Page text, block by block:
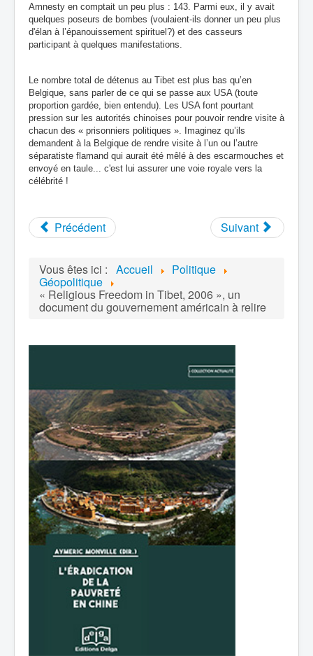
Amnesty en comptait un peu plus : 143. Parmi eux, il y avait
quelques poseurs de bombes (voulaient-ils donner un peu plus
d'élan à l’épanouissement spirituel?) et des casseurs
participant à quelques manifestations.
Le nombre total de détenus au Tibet est plus bas qu’en
Belgique, sans parler de ce qui se passe aux USA (toute
proportion gardée, bien entendu). Les USA font pourtant
pression sur les autorités chinoises pour pouvoir rendre visite à
chacun des « prisonniers politiques ». Imaginez qu’ils
demandent à la Belgique de rendre visite à l’un ou l’autre
séparatiste flamand qui aurait été mêlé à des escarmouches et
envoyé en taule... c'est lui assurer une voie royale vers la
célébrité !
Précédent Suivant
Vous êtes ici : Accueil Politique
Géopolitique
« Religious Freedom in Tibet, 2006 », un
document du gouvernement américain à relire